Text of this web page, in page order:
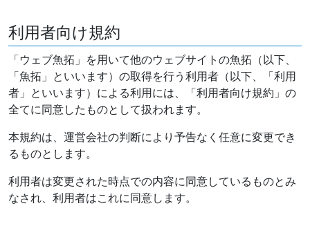
利用者向け規約
「ウェブ魚拓」を用いて他のウェブサイトの魚拓（以下、
「魚拓」といいます）の取得を行う利用者（以下、「利用
者」といいます）による利用には、「利用者向け規約」の
全てに同意したものとして扱われます。
本規約は、運営会社の判断により予告なく任意に変更でき
るものとします。
利用者は変更された時点での内容に同意しているものとみ
なされ、利用者はこれに同意します。